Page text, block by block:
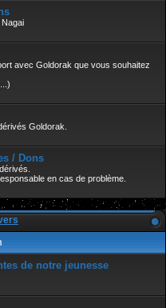
avec Goldorak que vous souhaitez
Goldorak.
/ Dons
en cas de problème.
de notre jeunesse